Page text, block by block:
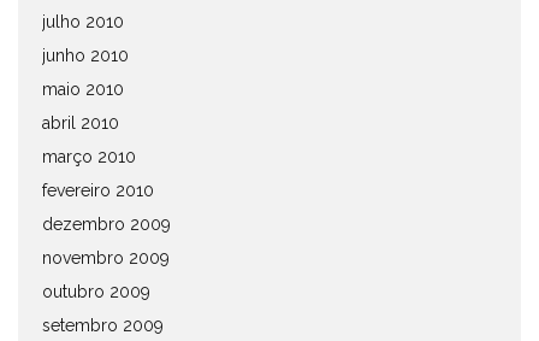
julho 2010
junho 2010
maio 2010
abril 2010
março 2010
fevereiro 2010
dezembro 2009
novembro 2009
outubro 2009
setembro 2009